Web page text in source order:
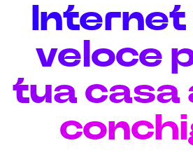
veloce
tua casa